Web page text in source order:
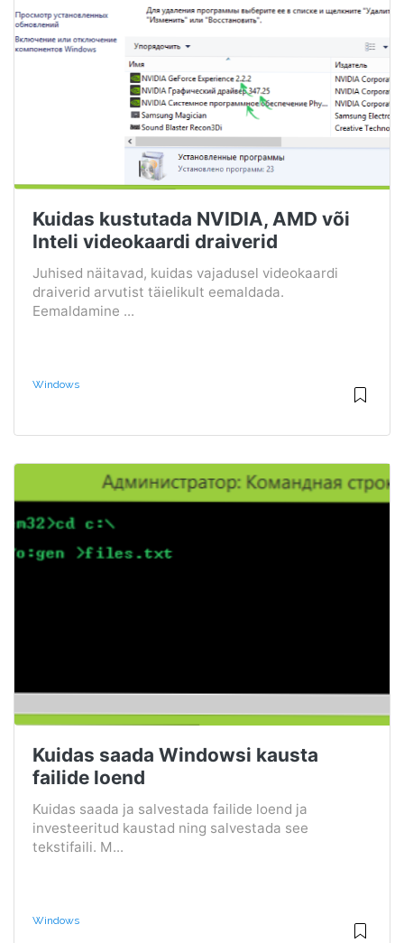
Kuidas kustutada NVIDIA, AMD või
Inteli videokaardi draiverid
Juhised näitavad, kuidas vajadusel videokaardi
draiverid arvutist täielikult eemaldada.
Eemaldamine ...
Windows
Kuidas saada Windowsi kausta
failide loend
Kuidas saada ja salvestada failide loend ja
investeeritud kaustad ning salvestada see
tekstifaili. M...
Windows